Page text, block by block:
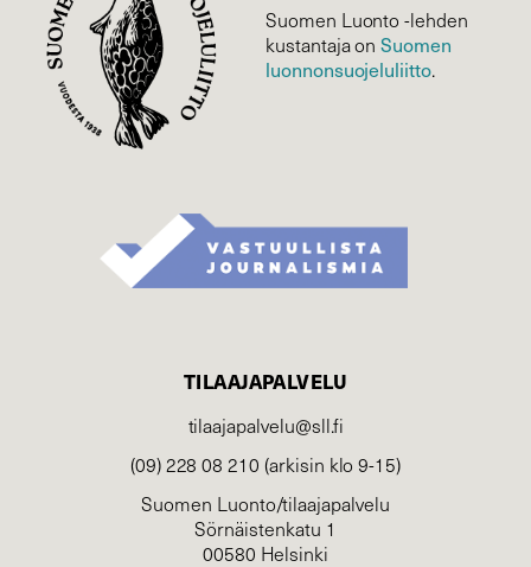
Suomen Luonto -lehden
kustantaja onSuomen
luonnonsuojelu­liitto.
TILAAJAPALVELU
tilaajapalvelu@sll.fi
(09) 228 08 210 (arkisin klo 9-15)
Suomen Luonto/tilaajapalvelu
Sörnäistenkatu 1
00580 Helsinki